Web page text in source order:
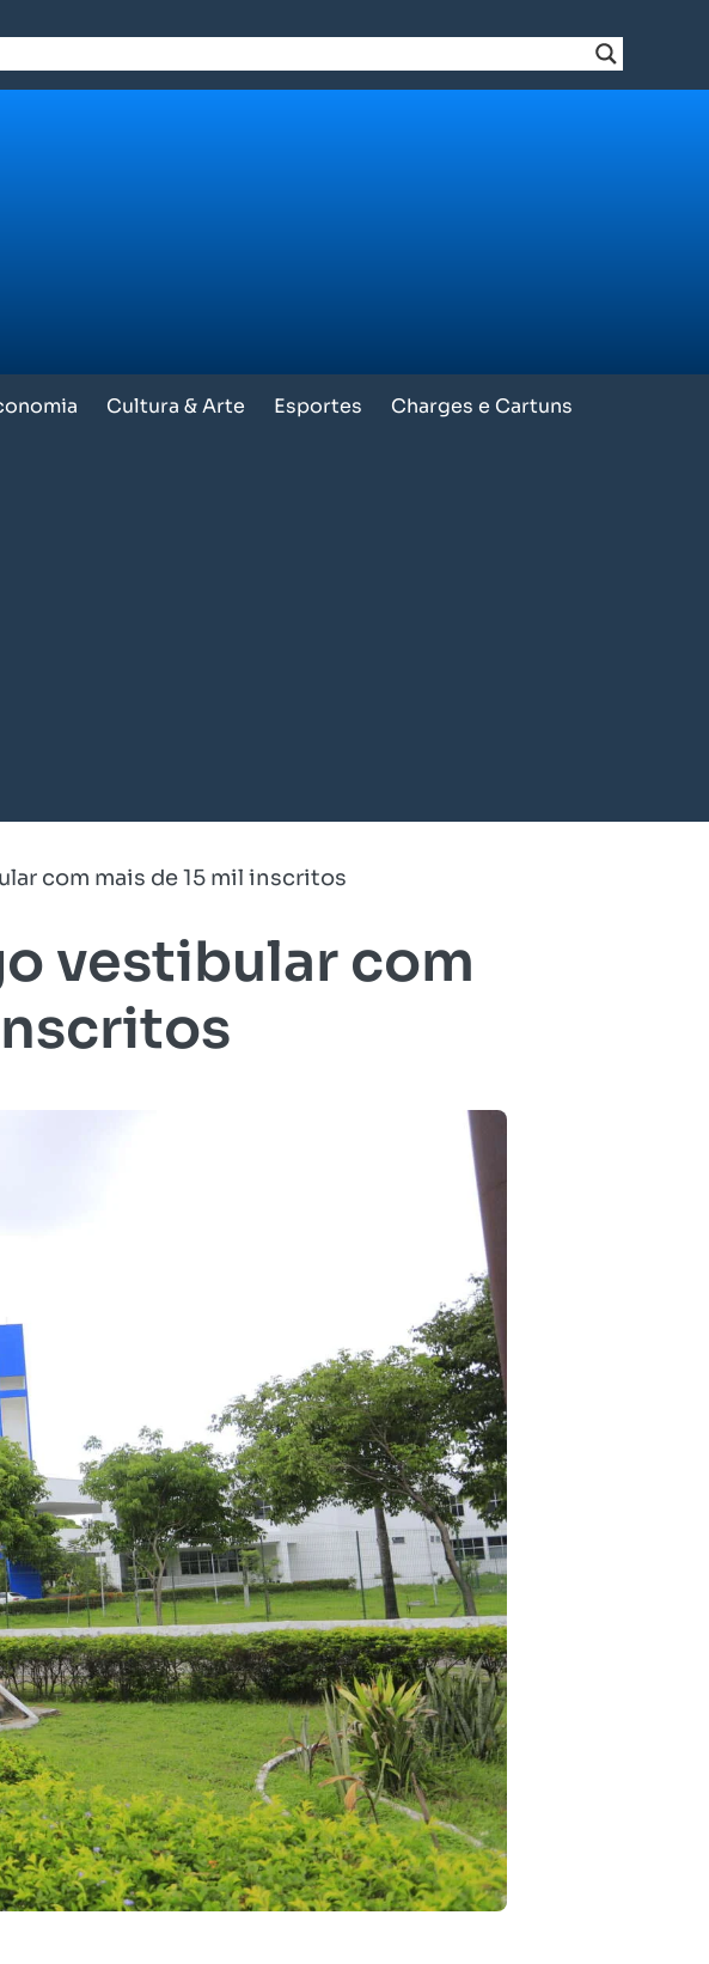
Cultura & Arte Esportes Charges e Cartuns
com mais de 15 mil inscritos
vestibular com